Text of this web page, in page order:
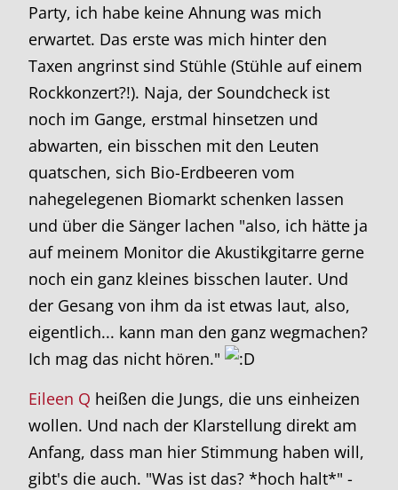
Party, ich habe keine Ahnung was mich
erwartet. Das erste was mich hinter den
Taxen angrinst sind Stühle (Stühle auf einem
Rockkonzert?!). Naja, der Soundcheck ist
noch im Gange, erstmal hinsetzen und
abwarten, ein bisschen mit den Leuten
quatschen, sich Bio-Erdbeeren vom
nahegelegenen Biomarkt schenken lassen
und über die Sänger lachen "also, ich hätte ja
auf meinem Monitor die Akustikgitarre gerne
noch ein ganz kleines bisschen lauter. Und
der Gesang von ihm da ist etwas laut, also,
eigentlich... kann man den ganz wegmachen?
Ich mag das nicht hören."
Eileen Q heißen die Jungs, die uns einheizen
wollen. Und nach der Klarstellung direkt am
Anfang, dass man hier Stimmung haben will,
gibt's die auch. "Was ist das? *hoch halt*" -